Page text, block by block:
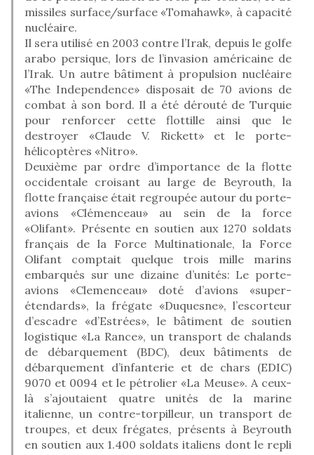
missiles surface/surface «Tomahawk», à capacité
nucléaire.
Il sera utilisé en 2003 contre l’Irak, depuis le golfe
arabo persique, lors de l’invasion américaine de
l’Irak. Un autre bâtiment à propulsion nucléaire
«The Independence» disposait de 70 avions de
combat à son bord. Il a été dérouté de Turquie
pour renforcer cette flottille ainsi que le
destroyer «Claude V. Rickett» et le porte-
hélicoptères «Nitro».
Deuxième par ordre d’importance de la flotte
occidentale croisant au large de Beyrouth, la
flotte française était regroupée autour du porte-
avions «Clémenceau» au sein de la force
«Olifant». Présente en soutien aux 1270 soldats
français de la Force Multinationale, la Force
Olifant comptait quelque trois mille marins
embarqués sur une dizaine d’unités: Le porte-
avions «Clemenceau» doté d’avions «super-
étendards», la frégate «Duquesne», l’escorteur
d’escadre «d’Estrées», le bâtiment de soutien
logistique «La Rance», un transport de chalands
de débarquement (BDC), deux bâtiments de
débarquement d’infanterie et de chars (EDIC)
9070 et 0094 et le pétrolier «La Meuse». A ceux-
là s’ajoutaient quatre unités de la marine
italienne, un contre-torpilleur, un transport de
troupes, et deux frégates, présents à Beyrouth
en soutien aux 1.400 soldats italiens dont le repli